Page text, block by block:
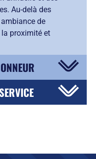
Au-delà des
de
proximité et